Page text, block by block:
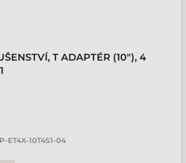
T ADAPTÉR (10"), 4
ET4X-10T4S1-04